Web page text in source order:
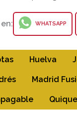
WHATSAPP
Huelva
Madrid